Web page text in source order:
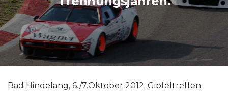
Bad Hindelang, 6./7.Oktober 2012: Gipfeltreffen